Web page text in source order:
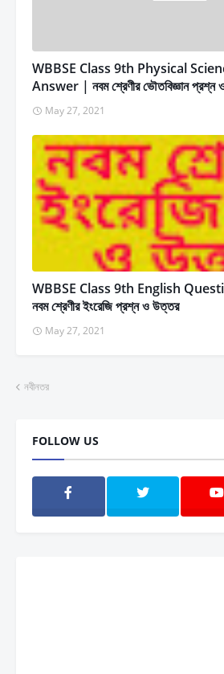
WBBSE Class 9th Physical
Answer | নবম শ্রেণীর ভৌতবিজ্ঞান প্রশ্ন
May 27, 2021
WBBSE Class 9th English
নবম শ্রেণীর ইংরেজি প্রশ্ন ও উত্তর
May 27, 2021
নবীনতর
FOLLOW US